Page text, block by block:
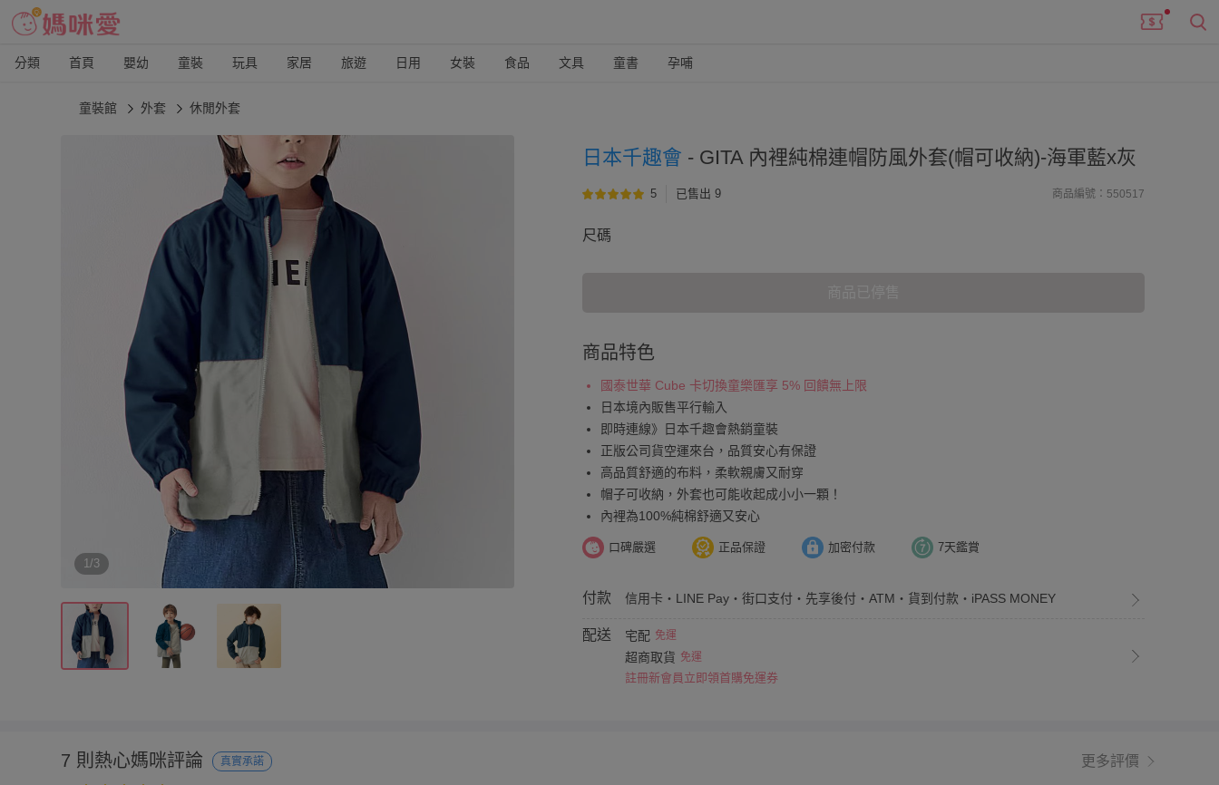
分類 首頁 嬰幼 童裝 玩具 家居 旅遊 日用 女裝 食品 文具 童書 孕哺
童裝館 外套 休閒外套
1/3
日本千趣會 - GITA 內裡純棉連帽防風外套(帽可收納)-海軍藍x灰
5 已售出 9 商品編號：550517
尺碼
商品特色
國泰世華 Cube 卡切換童樂匯享 5% 回饋無上限
日本境內販售平行輸入
即時連線》日本千趣會熱銷童裝
正版公司貨空運來台，品質安心有保證
高品質舒適的布料，柔軟親膚又耐穿
帽子可收納，外套也可能收起成小小一顆！
內裡為100%純棉舒適又安心
口碑嚴選 正品保證 加密付款 7天鑑賞
付款 信用卡・LINE Pay・街口支付・先享後付・ATM・貨到付款・iPASS MONEY
配送 宅配 免運
超商取貨 免運
註冊新會員立即領首購免運券
7 則熱心媽咪評論 真實承諾 更多評價